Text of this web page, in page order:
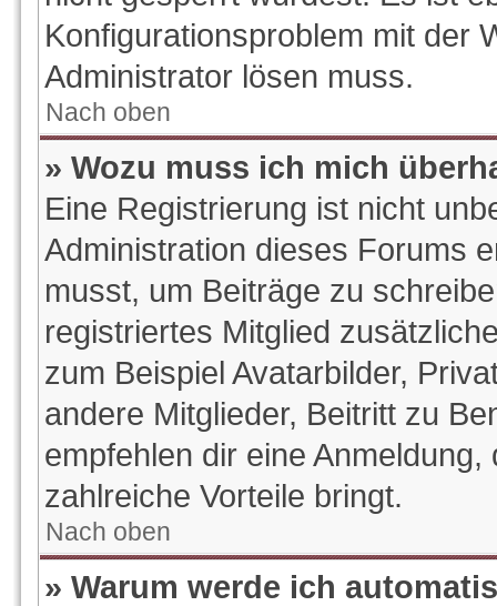
Konfigurationsproblem mit der
Administrator lösen muss.
Nach oben
» Wozu muss ich mich
Eine Registrierung ist nicht
Administration dieses Forums
musst, um Beiträge zu
registriertes Mitglied
zum Beispiel Avatarbilder,
andere Mitglieder, Beitritt zu
empfehlen dir eine
zahlreiche Vorteile bringt.
Nach oben
» Warum werde ich